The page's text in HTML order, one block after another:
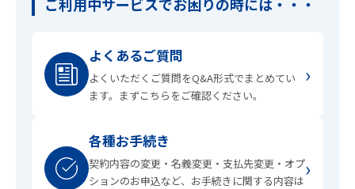
よくあるご質問
よくいただくご質問をQ&A形式でまとめてい
ます。まずこちらをご確認ください。
›
各種お手続き
契約内容の変更・名義変更・支払先変更・オプ
ションのお申込など、お手続きに関する内容は›